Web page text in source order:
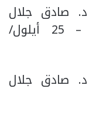
صادق جلال
العظم، ميدل ايست اونلاين – 25 أيلول/
صادق جلال